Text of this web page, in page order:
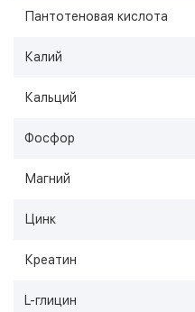
Пантотеновая кислота
Калий
Кальций
Фосфор
Магний
Цинк
Креатин
L-глицин